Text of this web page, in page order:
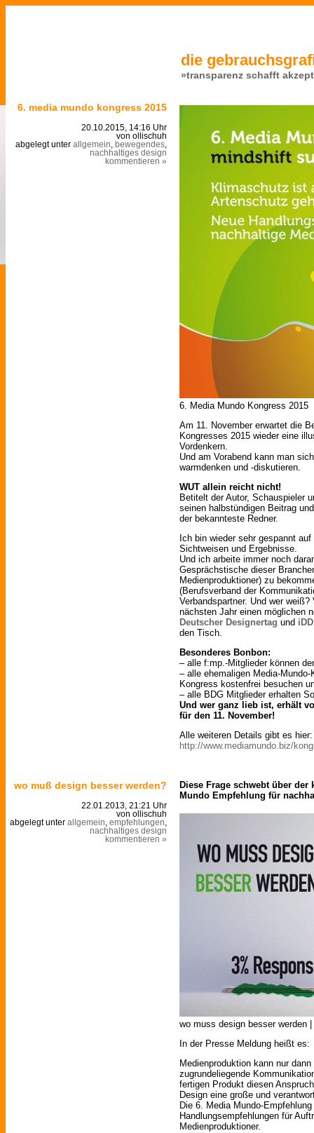
die
»transparenz schafft
6. media mundo kongress 2015
20.10.2015, 14:16 Uhr
von ollischuh
abgelegt unter allgemein bewegendes
nachhaltiges design
kommentieren »
6. Media Mundo Kongress 2015
Am 11. November erwartet die
Kongresses 2015 wieder eine
Vordenkern.
Und am Vorabend kann man
warmdenken und -diskutieren.
WUT allein reicht nicht!
Betitelt der Autor, Schauspieler
seinen halbstündigen Beitrag
der bekannteste Redner.
Ich bin wieder sehr gespannt
Sichtweisen und Ergebnisse.
Und ich arbeite immer noch
Gesprächstische dieser
Medienproduktioner) zu
(Berufsverband der
Verbandspartner. Und wer
nächsten Jahr einen möglichen
Deutscher Designertag und iDD
den Tisch.
Besonderes Bonbon:
– alle f:mp.-Mitglieder können
– alle ehemaligen Media-
Kongress kostenfrei besuchen
– alle BDG Mitglieder erhalten
Und wer ganz lieb ist, erhält
für den 11. November!
Alle weiteren Details gibt es hier:
http://www.mediamundo.biz/
wo muß design besser werden?
22.01.2013, 21:21 Uhr
von ollischuh
abgelegt unter allgemein empfehlungen
nachhaltiges design
kommentieren »
Diese Frage schwebt über
Mundo Empfehlung für
wo muss design besser werden
In der Presse Meldung heißt es:
Medienproduktion kann nur
zugrundeliegende
fertigen Produkt diesen
Design eine große und
Die 6. Media Mundo-
Handlungsempfehlungen für
Medienproduktioner.